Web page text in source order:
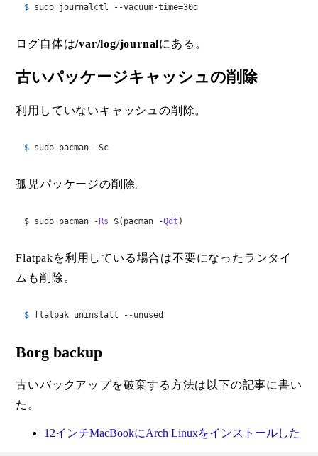
$ sudo journalctl --vacuum-time=30d
ログ自体は/var/log/journalにある。
古いパッケージキャッシュの削除
利用していないキャッシュの削除。
$ sudo pacman -Sc
孤児パッケージの削除。
$ sudo pacman - Rs $(pacman -Qdt )
Flatpakを利用している場合は不要になったランタイ
ムも削除。
$ flatpak uninstall --unused
Borg backup
古いバックアップを破棄する方法は以下の記事に書い
た。
12インチMacBookにArch Linuxをインストールした